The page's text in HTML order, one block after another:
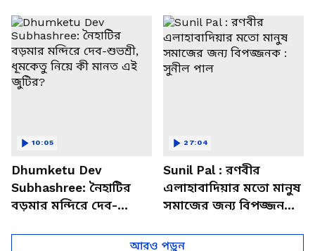
Dhumketu Dev
Subhashree: নৈহাটির
বড়মার মন্দিরে দেব-
10:05
Sunil Pal : রণবীর
এলাহাবাদিয়ার মতো মানুষ
সমাজের জন্য বিপজ্জনক :
27:04
আরও পড়ুন